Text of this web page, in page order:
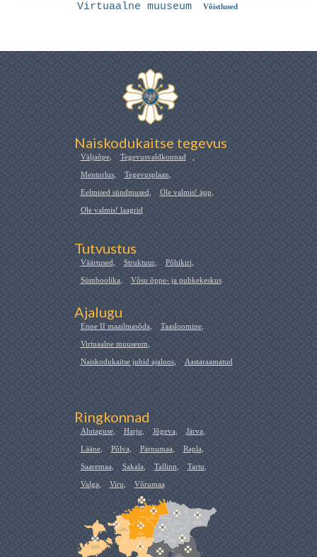
Virtuaalne muuseum Võistlused
Naiskodukaitse tegevus
Väljaõpe, Tegevusvaldkonnad ,
Mentorlus, Tegevusplaan,
Eelmised sündmused, Ole valmis! äpp,
Ole valmis! laagrid
Tutvustus
Väärtused, Struktuur, Põhikiri,
Sümboolika, Võsu õppe- ja puhkekeskus
Ajalugu
Enne II maailmasõda, Taasloomine,
Virtuaalne muuseum,
Naiskodukaitse juhid ajaloos, Aastaraamatud
Ringkonnad
Alutaguse, Harju, Jõgeva, Järva,
Lääne, Põlva, Pärnumaa, Rapla,
Saaremaa, Sakala, Tallinn, Tartu,
Valga, Viru, Võrumaa